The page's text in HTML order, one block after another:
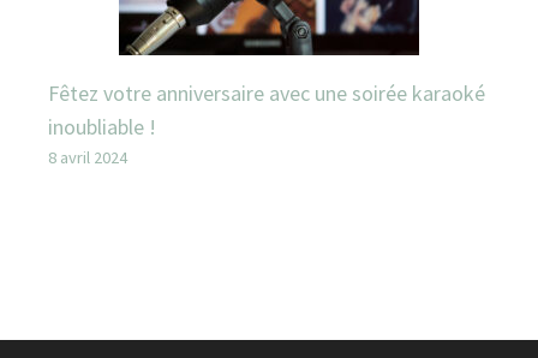
Fêtez votre anniversaire avec une soirée karaoké
inoubliable !
8 avril 2024